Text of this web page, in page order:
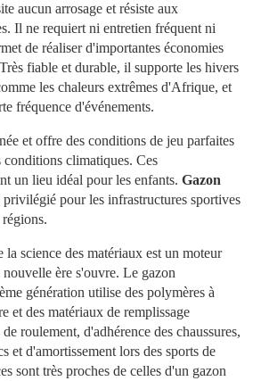
aucun arrosage et résiste aux
Il ne requiert ni entretien fréquent ni
de réaliser d'importantes économies
fiable et durable, il supporte les hivers
les chaleurs extrêmes d'Afrique, et
fréquence d'événements.
et offre des conditions de jeu parfaites
conditions climatiques. Ces
un lieu idéal pour les enfants. Gazon
pour les infrastructures sportives
la science des matériaux est un moteur
ère s'ouvre. Le gazon
génération utilise des polymères à
et des matériaux de remplissage
roulement, d'adhérence des chaussures,
et d'amortissement lors des sports de
sont très proches de celles d'un gazon